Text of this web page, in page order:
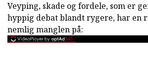
Veyping, skade og fordele, som er
hyppig debat blandt rygere, har en
nemlig manglen på: